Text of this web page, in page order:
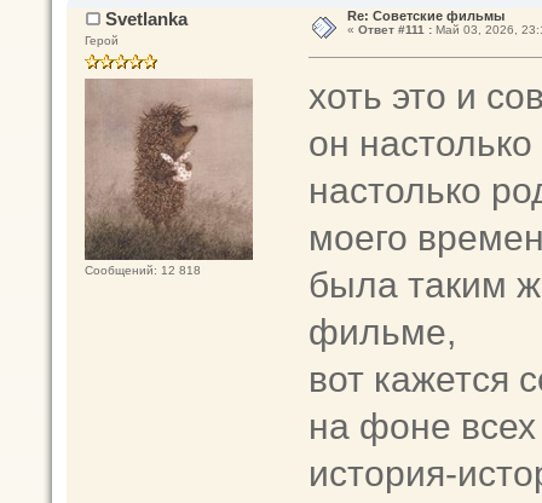
Svetlanka
Герой
Сообщений: 12 818
Re: Советские фильмы
« Ответ #111 :Май 03, 2026,
хоть это и
он
настолько
моего
была таким
фильме,
вот кажется
на фоне всех
история-